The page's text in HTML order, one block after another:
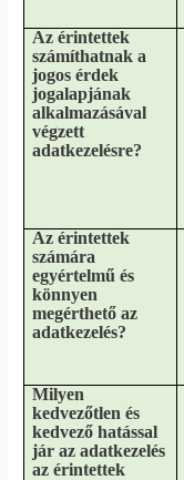
Az érintettek
számíthatnak a
jogos érdek
jogalapjának
alkalmazásával
végzett
adatkezelésre?
Az érintettek
számára
egyértelmű és
könnyen
megérthető az
adatkezelés?
Milyen
kedvezőtlen és
kedvező hatással
jár az adatkezelés
az érintettek